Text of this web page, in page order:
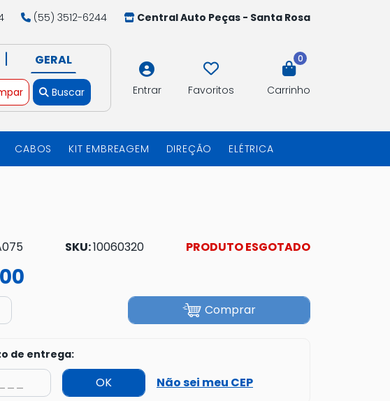
(55) 3512-6244
Central Auto Peças - Santa Rosa
| GERAL
Buscar Entrar Favoritos
0
Carrinho
CABOS KIT EMBREAGEM DIREÇÃO ELÉTRICA
SKU:10060320 PRODUTO ESGOTADO
Comprar
de entrega:
OK Não sei meu CEP